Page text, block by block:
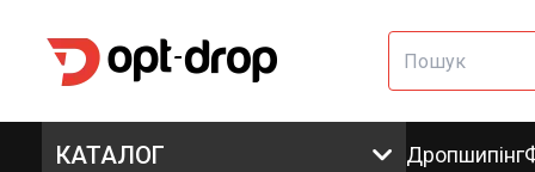
КАТАЛОГ Дропшипінг